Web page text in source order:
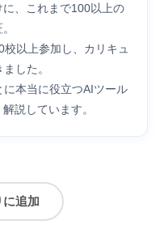
、これまで100以上の
以上参加し、カリキュ
した。
本当に役立つAIツール
説しています。
に追加